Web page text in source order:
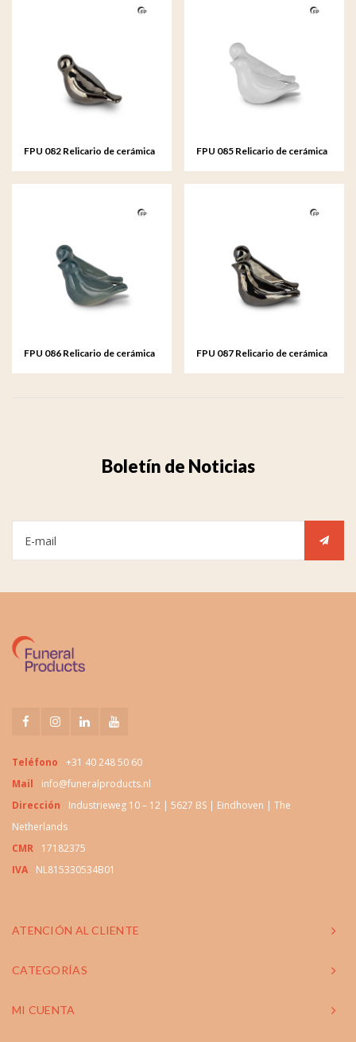
FPU 082 Relicario de cerámica
FPU 085 Relicario de cerámica
FPU 086 Relicario de cerámica
FPU 087 Relicario de cerámica
Boletín de Noticias
Teléfono
+31 40 248 50 60
Mail
info@funeralproducts.nl
Dirección
Industrieweg 10 – 12 | 5627 BS | Eindhoven | The
Netherlands
CMR
17182375
IVA
NL815330534B01
ATENCIÓN AL CLIENTE
CATEGORÍAS
MI CUENTA